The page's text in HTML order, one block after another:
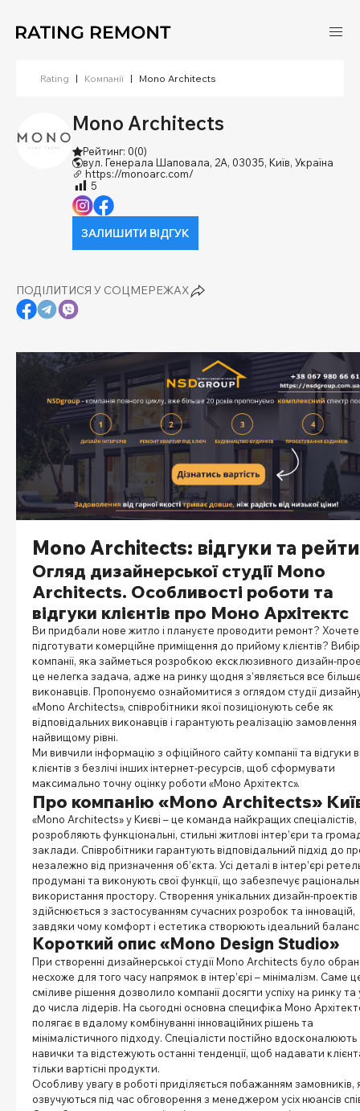
Rating | Компанії | Mono Architects
Mono Architects
Рейтинг: 0(0)
вул. Генерала Шаповала, 2А, 03035, Київ, Україна
https://monoarc.com/
5
ЗАЛИШИТИ ВІДГУК
ПОДІЛИТИСЯ У СОЦМЕРЕЖАХ
Mono Architects: відгуки та
Огляд дизайнерської студії Mono
Architects. Особливості роботи та
відгуки клієнтів про Моно Архітектс
Ви придбали нове житло і плануєте проводити ремонт? Хочете
підготувати комерційне приміщення до прийому клієнтів? Вибір
компанії, яка займеться розробкою ексклюзивного дизайн-
це нелегка задача, адже на ринку щодня з’являється все
виконавців. Пропонуємо ознайомитися з оглядом студії
«Mono Architects», співробітники якої позиціонують себе як
відповідальних виконавців і гарантують реалізацію замовлення
найвищому рівні.
Ми вивчили інформацію з офіційного сайту компанії та відгуки
клієнтів з безлічі інших інтернет-ресурсів, щоб сформувати
максимально точну оцінку роботи «Моно Архітектс».
Про компанію «Mono Architects»
«Mono Architects» у Києві – це команда найкращих спеціалістів,
розробляють функціональні, стильні житлові інтер’єри та
заклади. Співробітники гарантують відповідальний підхід до
незалежно від призначення об’єкта. Усі деталі в інтер’єрі
продумані та виконують свої функції, що забезпечує
використання простору. Створення унікальних дизайн-проектів
здійснюється з застосуванням сучасних розробок та інновацій,
завдяки чому комфорт і естетика створюють ідеальний
Короткий опис «Mono Design Studio»
При створенні дизайнерської студії Mono Architects було
несхоже для того часу напрямок в інтер’єрі – мінімалізм. Саме
сміливе рішення дозволило компанії досягти успіху на ринку та
до числа лідерів. На сьогодні основна специфіка Моно
полягає в вдалому комбінуванні інноваційних рішень та
мінімалістичного підходу. Спеціалісти постійно вдосконалюють
навички та відстежують останні тенденції, щоб надавати
тільки вартісні продукти.
Особливу увагу в роботі приділяється побажанням замовників,
озвучуються під час обговорення з менеджером усіх нюансів